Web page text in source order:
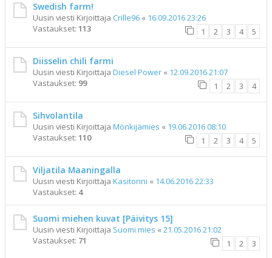
Swedish farm!
Uusin viesti Kirjoittaja Crille96 « 16.09.2016 23:26
Vastaukset: 113 1 2 3 4 5
Diisselin chili farmi
Uusin viesti Kirjoittaja Diesel Power « 12.09.2016 21:07
Vastaukset: 99 1 2 3 4
Sihvolantila
Uusin viesti Kirjoittaja Mönkijämies « 19.06.2016 08:10
Vastaukset: 110 1 2 3 4 5
Viljatila Maaningalla
Uusin viesti Kirjoittaja Kasitonni « 14.06.2016 22:33
Vastaukset: 4
Suomi miehen kuvat [Päivitys 15]
Uusin viesti Kirjoittaja Suomi mies « 21.05.2016 21:02
Vastaukset: 71 1 2 3